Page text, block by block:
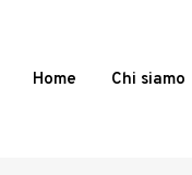
Home Chi siamo